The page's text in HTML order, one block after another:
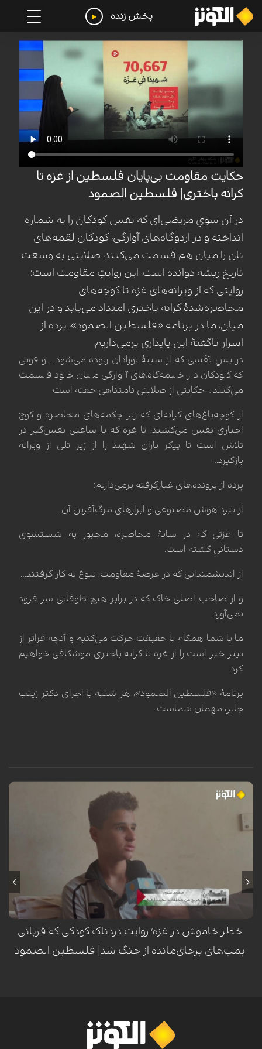
پخش زنده
حکایت مقاومت بی‌پایان فلسطین از غزه تا
کرانه باختری| فلسطین الصمود
در آن سویِ مریضی‌ای که نفس کودکان را به شماره
انداخته و در اردوگاه‌های آوارگی، کودکان لقمه‌های
نان را میان هم قسمت می‌کنند، صلابتی به وسعت
تاریخ ریشه دوانده است. این روایتِ مقاومت است؛
روایتی که از ویرانه‌های غزه تا کوچه‌های
محاصره‌شدهٔ کرانه باختری امتداد می‌یابد و در این
میان، ما در برنامه «فلسطین الصمود»، پرده از
اسرار ناگفتهٔ این پایداری برمی‌داریم.
در پسِ نَفَسی که از سینهٔ نوزادان ربوده می‌شود… و قوتی
که کودکان در خیمه‌گاه‌های آوارگی میان خود قسمت
می‌کنند… حکایتی از صلابتی نامتناهی خفته است
از کوچه‌باغ‌های کرانه‌ای که زیر چکمه‌های محاصره و کوچ
اجباری نفس می‌کشند، تا غزه که با ساعتی نفس‌گیر در
تلاش است تا پیکر یاران شهید را از زیر تلی از ویرانه
بازگیرد…
پرده از پرونده‌های غبارگرفته برمی‌داریم:
از نبرد هوش مصنوعی و ابزارهای مرگ‌آفرین آن…
تا عزتی که در سایهٔ محاصره، مجبور به شستشوی
دستانی گشته است.
از اندیشمندانی که در عرصهٔ مقاومت، نبوغ به کار گرفتند…
و از صاحب اصلی خاک که در برابر هیچ طوفانی سر فرود
نمی‌آورد.
ما با شما همگام با حقیقت حرکت می‌کنیم و آنچه فراتر از
تیتر خبر است را از غزه تا کرانه باختری موشکافی خواهیم
کرد.
برنامهٔ «فلسطین الصمود»، هر شنبه با اجرای دکتر زینب
جابر، مهمان شماست.
محمد سرور، کودک فلسطینی ساکن اردوگاه النصیرات در نوار غزه، هنگام عبور
از کنار تپه‌وری در این منطقه، هدف انفجار یک گلوله یا ماده منفجره باقیمانده
از ارتش اشغالگر اسرائیل قرار گرفت. این انفجار که در یک لحظه‌ی گذرا رخ داد،
مسیر زندگی او را برای همیشه دگرگون ساخت؛ به طوری که منجر به قطع هر
دو پا، فلج شدن دست چپ، فلج نیمی از صورت و آسیب جدی به بینایی وی
گردید. این حادثه‌ی تلخ، بار دیگر هشداری است بر خطر مستمر مواد منفجره
برجای‌مانده از جنگ در مناطق مختلف غزه.
خطر خاموش در غزه؛ روایت دردناک کودکی که قربانی
بمب‌های برجای‌مانده از جنگ شد| فلسطین الصمود